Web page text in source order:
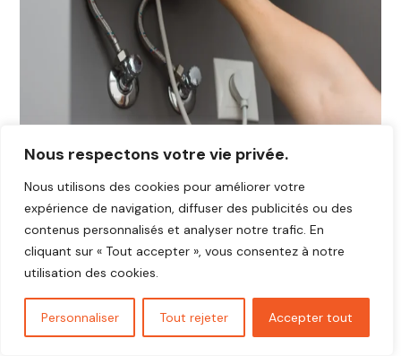
Nous respectons votre vie privée.
Nous utilisons des cookies pour améliorer votre
expérience de navigation, diffuser des publicités ou des
contenus personnalisés et analyser notre trafic. En
cliquant sur « Tout accepter », vous consentez à notre
utilisation des cookies.
Personnaliser Tout rejeter Accepter tout